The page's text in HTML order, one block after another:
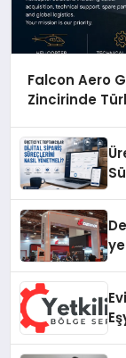
Falcon Aero
Zincirinde